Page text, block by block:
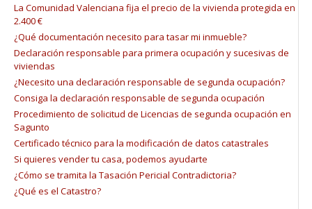
La Comunidad Valenciana fija el precio de la vivienda protegida en
2.400 €
¿Qué documentación necesito para tasar mi inmueble?
Declaración responsable para primera ocupación y sucesivas de
viviendas
¿Necesito una declaración responsable de segunda ocupación?
Consiga la declaración responsable de segunda ocupación
Procedimiento de solicitud de Licencias de segunda ocupación en
Sagunto
Certificado técnico para la modificación de datos catastrales
Si quieres vender tu casa, podemos ayudarte
¿Cómo se tramita la Tasación Pericial Contradictoria?
¿Qué es el Catastro?